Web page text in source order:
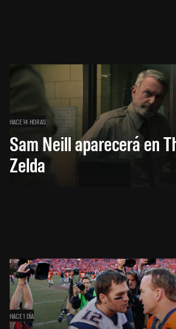
HACE 14 HORAS
Sam Neill aparecerá en
Zelda
HACE 1 DÍA